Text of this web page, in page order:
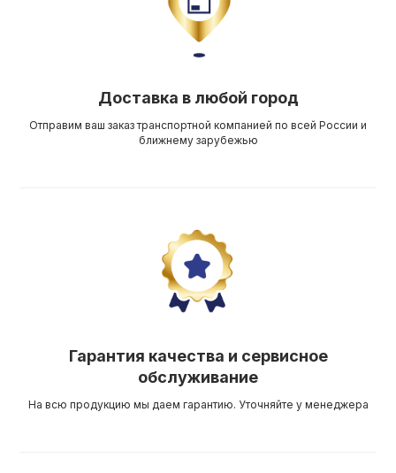
Доставка в любой город
Отправим ваш заказ транспортной компанией по всей России и
ближнему зарубежью
Гарантия качества и сервисное
обслуживание
На всю продукцию мы даем гарантию. Уточняйте у менеджера